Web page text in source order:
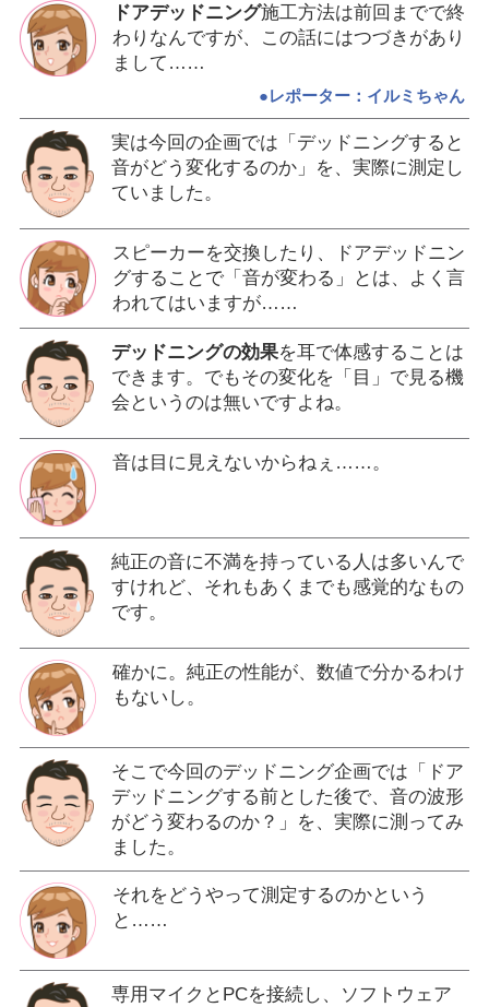
ドアデッドニング施工方法は前回までで終
わりなんですが、この話にはつづきがあり
まして……
●レポーター：イルミちゃん
実は今回の企画では「デッドニングすると
音がどう変化するのか」を、実際に測定し
ていました。
スピーカーを交換したり、ドアデッドニン
グすることで「音が変わる」とは、よく言
われてはいますが……
デッドニングの効果を耳で体感することは
できます。でもその変化を「目」で見る機
会というのは無いですよね。
音は目に見えないからねぇ……。
純正の音に不満を持っている人は多いんで
すけれど、それもあくまでも感覚的なもの
です。
確かに。純正の性能が、数値で分かるわけ
もないし。
そこで今回のデッドニング企画では「ドア
デッドニングする前とした後で、音の波形
がどう変わるのか？」を、実際に測ってみ
ました。
それをどうやって測定するのかという
と……
専用マイクとPCを接続し、ソフトウェア